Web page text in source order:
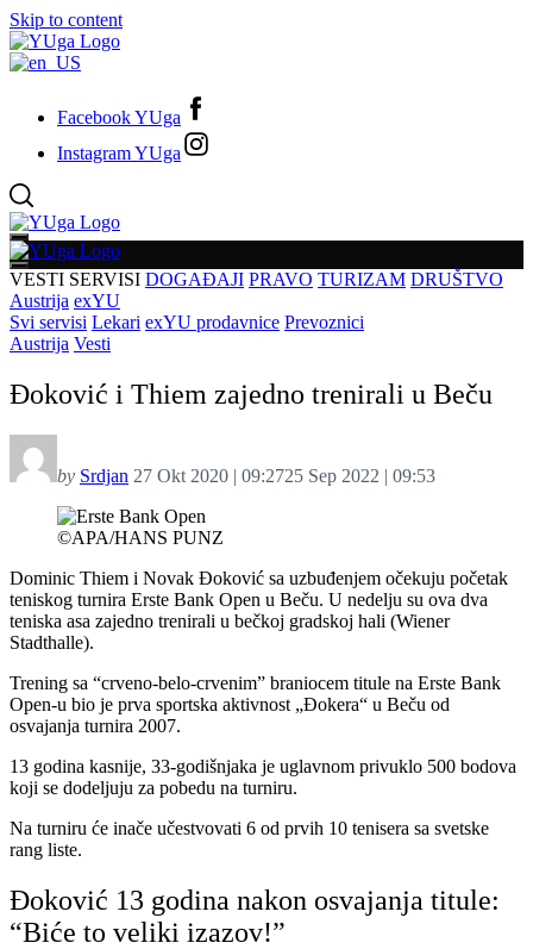
Skip to content
Facebook YUga
Instagram YUga
VESTI SERVISI DOGAĐAJI PRAVO TURIZAM DRUŠTVO
Austrija exYU
Svi servisi Lekari exYU prodavnice Prevoznici
Austrija Vesti
Đoković i Thiem zajedno trenirali u Beču
by Srdjan 27 Okt 2020 | 09:2725 Sep 2022 | 09:53
©APA/HANS PUNZ
Dominic Thiem i Novak Đoković sa uzbuđenjem očekuju početak
teniskog turnira Erste Bank Open u Beču. U nedelju su ova dva
teniska asa zajedno trenirali u bečkoj gradskoj hali (Wiener
Stadthalle).
Trening sa “crveno-belo-crvenim” braniocem titule na Erste Bank
Open-u bio je prva sportska aktivnost „Đokera“ u Beču od
osvajanja turnira 2007.
13 godina kasnije, 33-godišnjaka je uglavnom privuklo 500 bodova
koji se dodeljuju za pobedu na turniru.
Na turniru će inače učestvovati 6 od prvih 10 tenisera sa svetske
rang liste.
Đoković 13 godina nakon osvajanja titule:
“Biće to veliki izazov!”